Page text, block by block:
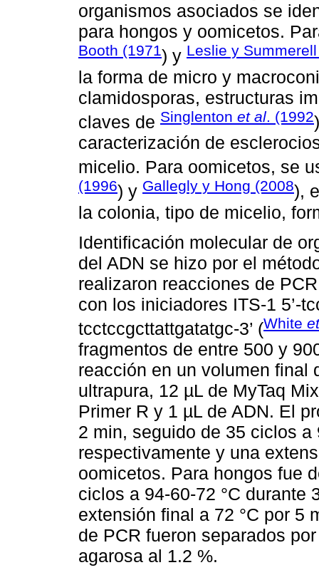
organismos asociados se
para hongos y oomicetos.
Booth (1971) y Leslie y
la forma de micro y
clamidosporas, estructuras
claves de Singlenton et al. (1992
caracterización de
micelio. Para oomicetos, se
(1996) y Gallegly y Hong (2008),
la colonia, tipo de micelio,
Identificación molecular de
del ADN se hizo por el
realizaron reacciones de
con los iniciadores ITS-1 5’-
tcctccgcttattgatatgc-3’ (White
fragmentos de entre 500 y
reacción en un volumen final
ultrapura, 12 µL de MyTaq
Primer R y 1 µL de ADN. El
2 min, seguido de 35 ciclos a
respectivamente y una
oomicetos. Para hongos fue
ciclos a 94-60-72 °C durante
extensión final a 72 °C por 5
de PCR fueron separados
agarosa al 1.2 %.